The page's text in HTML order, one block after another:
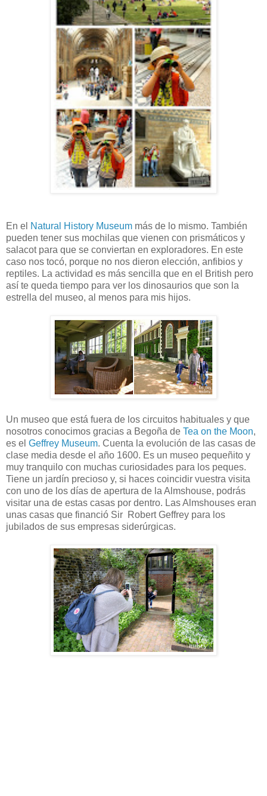
En el Natural History Museum más de lo mismo. También
pueden tener sus mochilas que vienen con prismáticos y
salacot para que se conviertan en exploradores. En este
caso nos tocó, porque no nos dieron elección, anfibios y
reptiles. La actividad es más sencilla que en el British pero
así te queda tiempo para ver los dinosaurios que son la
estrella del museo, al menos para mis hijos.
Un museo que está fuera de los circuitos habituales y que
nosotros conocimos gracias a Begoña de Tea on the Moon,
es el Geffrey Museum. Cuenta la evolución de las casas de
clase media desde el año 1600. Es un museo pequeñito y
muy tranquilo con muchas curiosidades para los peques.
Tiene un jardín precioso y, si haces coincidir vuestra visita
con uno de los días de apertura de la Almshouse, podrás
visitar una de estas casas por dentro. Las Almshouses eran
unas casas que financió Sir Robert Geffrey para los
jubilados de sus empresas siderúrgicas.